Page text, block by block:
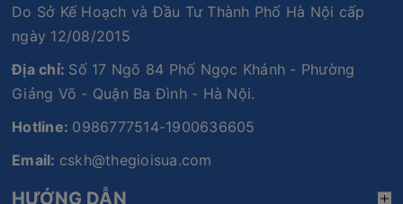
Do Sở Kế Hoạch và Đầu Tư Thành Phố Hà Nội cấp
ngày 12/08/2015
Địa chỉ: Số 17 Ngõ 84 Phố Ngọc Khánh - Phường
Giảng Võ - Quận Ba Đình - Hà Nội.
Hotline: 0986777514-1900636605
Email: cskh@thegioisua.com
HƯỚNG DẪN